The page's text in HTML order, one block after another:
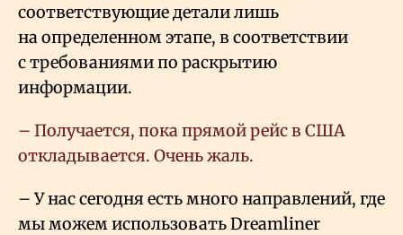
соответствующие детали лишь
на определенном этапе, в соответствии
с требованиями по раскрытию
информации.
– Получается, пока прямой рейс в США
откладывается. Очень жаль.
– У нас сегодня есть много направлений, где
мы можем использовать Dreamliner